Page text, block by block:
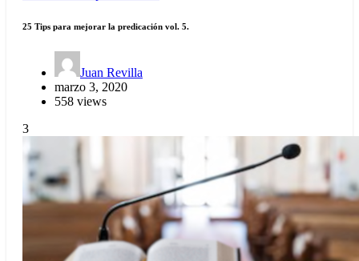
25 Tips para mejorar la predicación vol. 5.
Juan Revilla
marzo 3, 2020
558 views
3